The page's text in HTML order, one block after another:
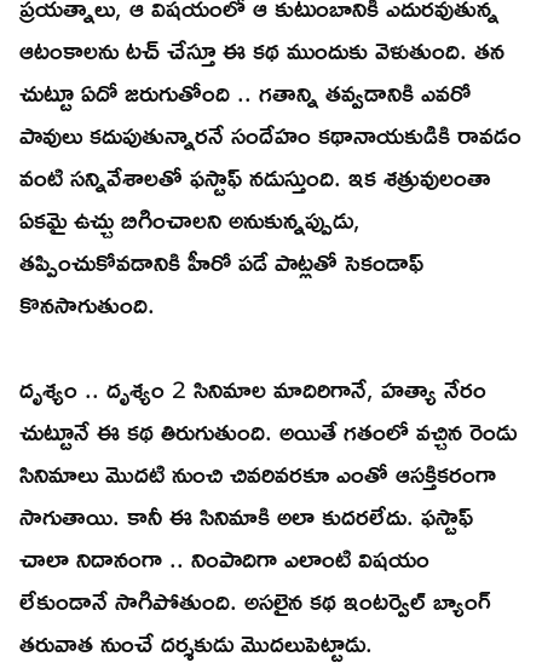
ఆటంకాలను టచ్ చేస్తూ ఈ కథ ముందుకు వెళుతుంది. తన
చుట్టూ ఏదో జరుగుతోంది .. గతాన్ని తవ్వడానికి ఎవరో
పావులు కదుపుతున్నారనే సందేహం కథానాయకుడికి రావడం
వంటి సన్నివేశాలతో ఫస్టాఫ్ నడుస్తుంది. ఇక శత్రువులంతా
ఏకమై ఉచ్చు బిగించాలని అనుకున్నప్పుడు,
తప్పించుకోవడానికి హీరో పడే పాట్లతో సెకండాఫ్
కొనసాగుతుంది.
దృశ్యం .. దృశ్యం 2 సినిమాల మాదిరిగానే, హత్యా నేరం
చుట్టూనే ఈ కథ తిరుగుతుంది. అయితే గతంలో వచ్చిన రెండు
సినిమాలు మొదటి నుంచి చివరివరకూ ఎంతో ఆసక్తికరంగా
సాగుతాయి. కానీ ఈ సినిమాకి అలా కుదరలేదు. ఫస్టాఫ్
చాలా నిదానంగా .. నింపాదిగా ఎలాంటి విషయం
లేకుండానే సాగిపోతుంది. అసలైన కథ ఇంటర్వెల్ బ్యాంగ్
తరువాత నుంచే దర్శకుడు మొదలుపెట్టాడు.